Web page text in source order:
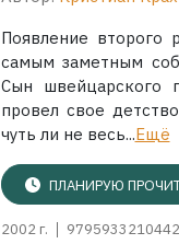
Появление второго
самым заметным
Сын швейцарского
провел свое
чуть ли не весь...Ещё
ПЛАНИРУЮ
2002 г. 9795933210442